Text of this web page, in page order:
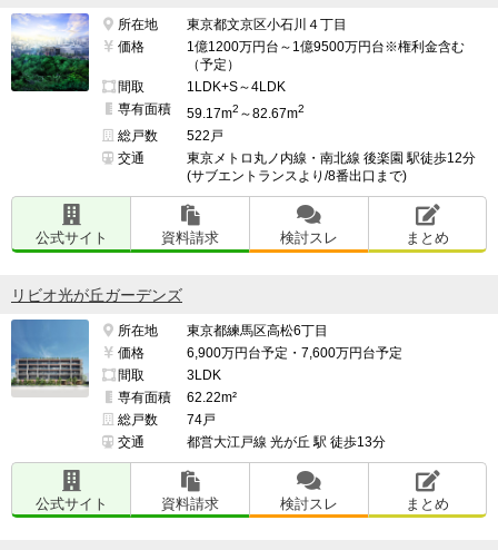
所在地
東京都文京区小石川４丁目
価格
1億1200万円台～1億9500万円台※権利金含む
（予定）
間取
1LDK+S～4LDK
専有面積
59.17m2 ～82.67m2
総戸数
522戸
交通
東京メトロ丸ノ内線・南北線 後楽園 駅徒歩12分
(サブエントランスより/8番出口まで)
公式サイト 資料請求 検討スレ まとめ
リビオ光が丘ガーデンズ
所在地
東京都練馬区高松6丁目
価格
6,900万円台予定・7,600万円台予定
間取
3LDK
専有面積
62.22m²
総戸数
74戸
交通
都営大江戸線 光が丘 駅 徒歩13分
公式サイト 資料請求 検討スレ まとめ